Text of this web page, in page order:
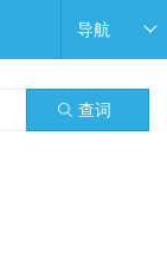
导航
查词